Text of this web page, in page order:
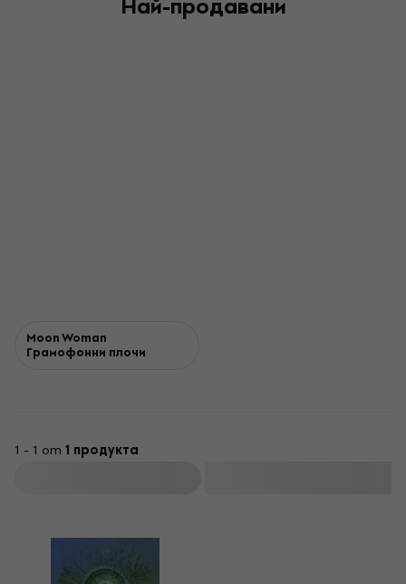
Moon Woman
Грамофонни плочи
1 - 1 от 1 продукта